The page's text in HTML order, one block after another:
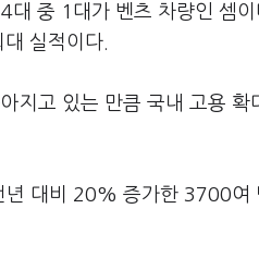
대 중 1대가 벤츠 차량인 셈
실적이다.
지고 있는 만큼 국내 고용
년 대비 20% 증가한 3700